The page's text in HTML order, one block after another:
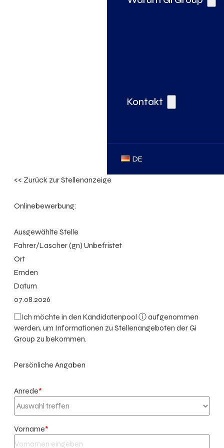
Kontakt
DE
<< Zurück zur Stellenanzeige
Onlinebewerbung:
Ausgewählte Stelle
Fahrer/Lascher (gn) Unbefristet
Ort
Emden
Datum
07.08.2026
Ich möchte in denKandidatenpool ⓘaufgenommen
werden, um Informationen zu Stellenangeboten der Gi
Group zu bekommen.
Persönliche Angaben
Anrede*
Vorname*